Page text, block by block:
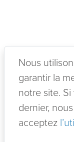
Nous
garantir la
notre site.
dernier,
acceptez